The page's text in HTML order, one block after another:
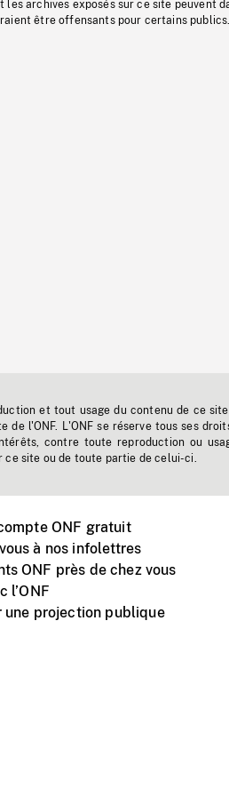
les archives exposés sur ce site peuvent
être offensants pour certains publics.
et tout usage du contenu de ce
de l'ONF. L'ONF se réserve tous ses
contre toute reproduction ou
ce site ou de toute partie de celui-ci.
ONF gratuit
à nos infolettres
ONF près de chez vous
l’ONF
une projection publique